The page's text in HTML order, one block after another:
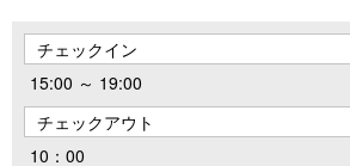
チェックイン
15:00 ～ 19:00
チェックアウト
10：00